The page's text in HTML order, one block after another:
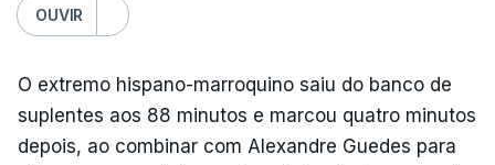
OUVIR
O extremo hispano-marroquino saiu do banco de
suplentes aos 88 minutos e marcou quatro minutos
depois, ao combinar com Alexandre Guedes para